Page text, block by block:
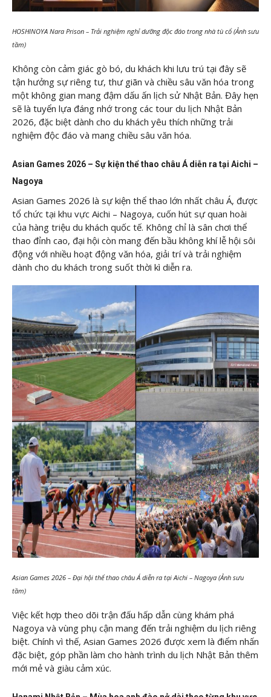
HOSHINOYA Nara Prison – Trải nghiệm nghỉ dưỡng độc đáo trong nhà tù cổ (Ảnh sưu
tầm)
Không còn cảm giác gò bó, du khách khi lưu trú tại đây sẽ
tận hưởng sự riêng tư, thư giãn và chiều sâu văn hóa trong
một không gian mang đậm dấu ấn lịch sử Nhật Bản. Đây hẹn
sẽ là tuyển lựa đáng nhớ trong các tour du lịch Nhật Bản
2026, đặc biệt dành cho du khách yêu thích những trải
nghiệm độc đáo và mang chiều sâu văn hóa.
Asian Games 2026 – Sự kiện thể thao châu Á diễn ra tại Aichi –
Nagoya
Asian Games 2026 là sự kiện thể thao lớn nhất châu Á, được
tổ chức tại khu vực Aichi – Nagoya, cuốn hút sự quan hoài
của hàng triệu du khách quốc tế. Không chỉ là sân chơi thể
thao đỉnh cao, đại hội còn mang đến bầu không khí lễ hội sôi
động với nhiều hoạt động văn hóa, giải trí và trải nghiệm
dành cho du khách trong suốt thời kì diễn ra.
Asian Games 2026 – Đại hội thể thao châu Á diễn ra tại Aichi – Nagoya (Ảnh sưu
tầm)
Việc kết hợp theo dõi trận đấu hấp dẫn cùng khám phá
Nagoya và vùng phụ cận mang đến trải nghiệm du lịch riêng
biệt. Chính vì thế, Asian Games 2026 được xem là điểm nhấn
đặc biệt, góp phần làm cho hành trình du lịch Nhật Bản thêm
mới mẻ và giàu cảm xúc.